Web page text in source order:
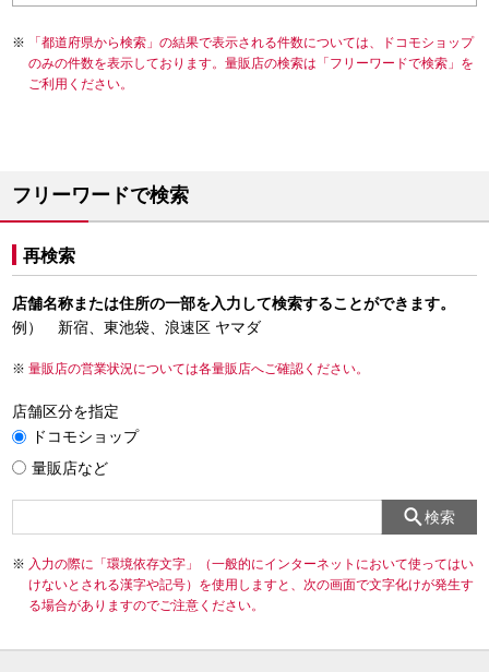
「都道府県から検索」の結果で表示される件数については、ドコモショップ
のみの件数を表示しております。量販店の検索は「フリーワードで検索」を
ご利用ください。
フリーワードで検索
再検索
店舗名称または住所の一部を入力して検索することができます。
例） 新宿、東池袋、浪速区 ヤマダ
量販店の営業状況については各量販店へご確認ください。
店舗区分を指定
ドコモショップ
量販店など
検索
入力の際に「環境依存文字」（一般的にインターネットにおいて使ってはい
けないとされる漢字や記号）を使用しますと、次の画面で文字化けが発生す
る場合がありますのでご注意ください。